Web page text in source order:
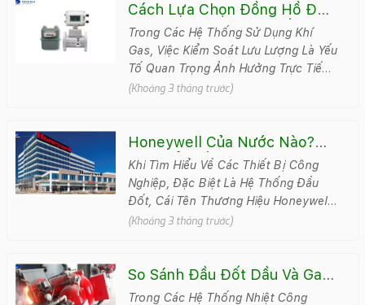
Cách Lựa Chọn Đồng Hồ Đo
Lưu Lượng Cho Hệ Thống
Gas
Trong Các Hệ Thống Sử Dụng Khí
Gas, Việc Kiểm Soát Lưu Lượng Là Yếu
Tố Quan Trọng Ảnh Hưởng Trực Tiếp
Đến Hiệu Suất Và Độ An Toàn. Lựa
(Khoảng 3 tháng trước)
Honeywell Của Nước Nào?
Tìm Hiểu Về Thương Hiệu
Honeywell
Khi Tìm Hiểu Về Các Thiết Bị Công
Nghiệp, Đặc Biệt Là Hệ Thống Đầu
Đốt, Cái Tên Thương Hiệu Honeywell
Thường Xuyên Được Nhắc Đến. Tuy
(Khoảng 3 tháng trước)
So Sánh Đầu Đốt Dầu Và Gas:
Nên Chọn Loại Nào?
Trong Các Hệ Thống Nhiệt Công